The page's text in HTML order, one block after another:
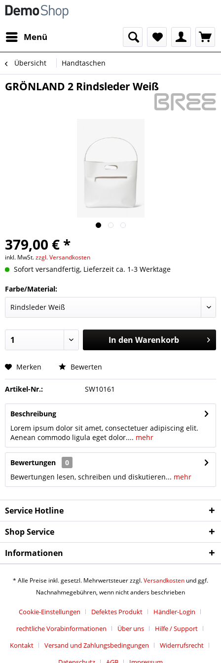
Menü
Übersicht Handtaschen
GRÖNLAND 2 Rindsleder Weiß
379,00 € *
inkl. MwSt.zzgl. Versandkosten
Sofort versandfertig, Lieferzeit ca. 1-3 Werktage
Farbe/Material:
In den Warenkorb
Merken Bewerten
Artikel-Nr.: SW10161
Beschreibung
Lorem ipsum dolor sit amet, consectetuer adipiscing elit.
Aenean commodo ligula eget dolor.... mehr
Bewertungen
0
Bewertungen lesen, schreiben und diskutieren... mehr
Service Hotline
Shop Service
Informationen
* Alle Preise inkl. gesetzl. Mehrwertsteuer zzgl.Versandkosten und ggf.
Nachnahmegebühren, wenn nicht anders beschrieben
Cookie-Einstellungen Defektes Produkt
Händler-Login
rechtliche Vorabinformationen
Über uns
Hilfe / Support
Kontakt
Versand und Zahlungsbedingungen
Widerrufsrecht